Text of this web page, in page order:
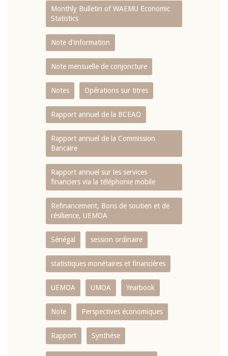
Monthly Bulletin of WAEMU Economic
Statistics
Note d'information
Note mensuelle de conjoncture
Notes Opérations sur titres
Rapport annuel de la BCEAO
Rapport annuel de la Commission
Bancaire
Rapport annuel sur les services
financiers via la téléphonie mobile
Refinancement, Bons de soutien et de
résilience, UEMOA
Sénégal session ordinaire
statistiques monétaires et financières
UEMOA UMOA Yearbook
Note Perspectives économiques
Rapport Synthése